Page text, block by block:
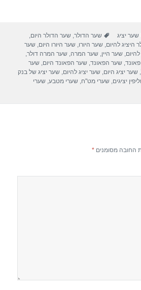
קטגוריות
שער יציג תגיות
שער הדולר,שער הדולר היום,
היציג להיום,שער היורו,שער היורו היום,שער
להיום,שער היין,שער המרה,שער המרה דולר,
,שער הפאונד,שער הפאונד היום,שער
,שער יציג היום,שער יציג להיום,שער יציג של בנק
יציגים,שערי מט"ח,שערי מטבע,שערי
החובה מסומנים*